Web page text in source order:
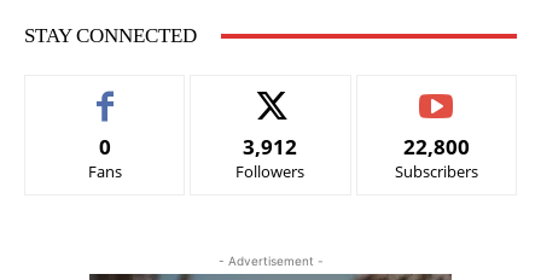
STAY CONNECTED
0
Fans
3,912
Followers
22,800
Subscribers
- Advertisement -